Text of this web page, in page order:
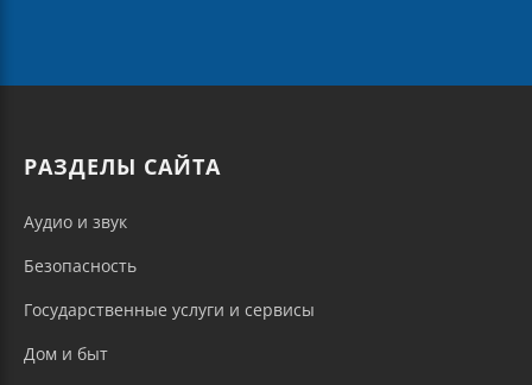
РАЗДЕЛЫ САЙТА
Аудио и звук
Безопасность
Государственные услуги и сервисы
Дом и быт